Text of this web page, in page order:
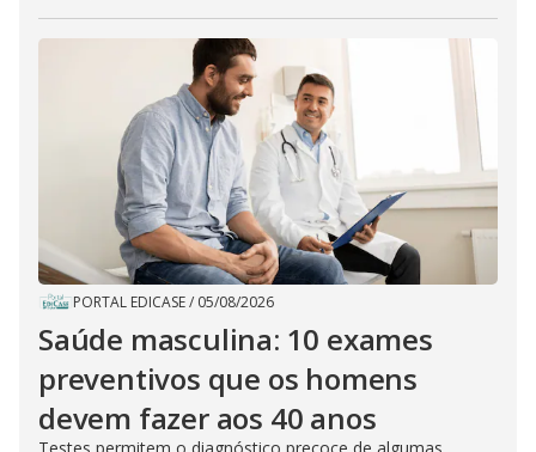
PORTAL EDICASE/ 05/08/2026
Saúde masculina: 10 exames
preventivos que os homens
devem fazer aos 40 anos